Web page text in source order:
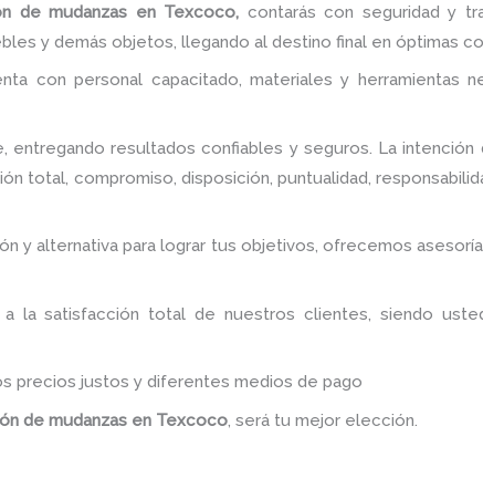
de mudanzas en Texcoco, contarás con seguridad y
y demás objetos, llegando al destino final en óptimas
con personal capacitado, materiales y herramientas
resultados confiables y seguros. La
total, compromiso, disposición, puntualidad,
y alternativa para lograr tus objetivos, ofrecemos
la satisfacción total de nuestros clientes, siendo
precios justos y diferentes medios de pago
de mudanzas en Texcoco , será tu mejor elección.